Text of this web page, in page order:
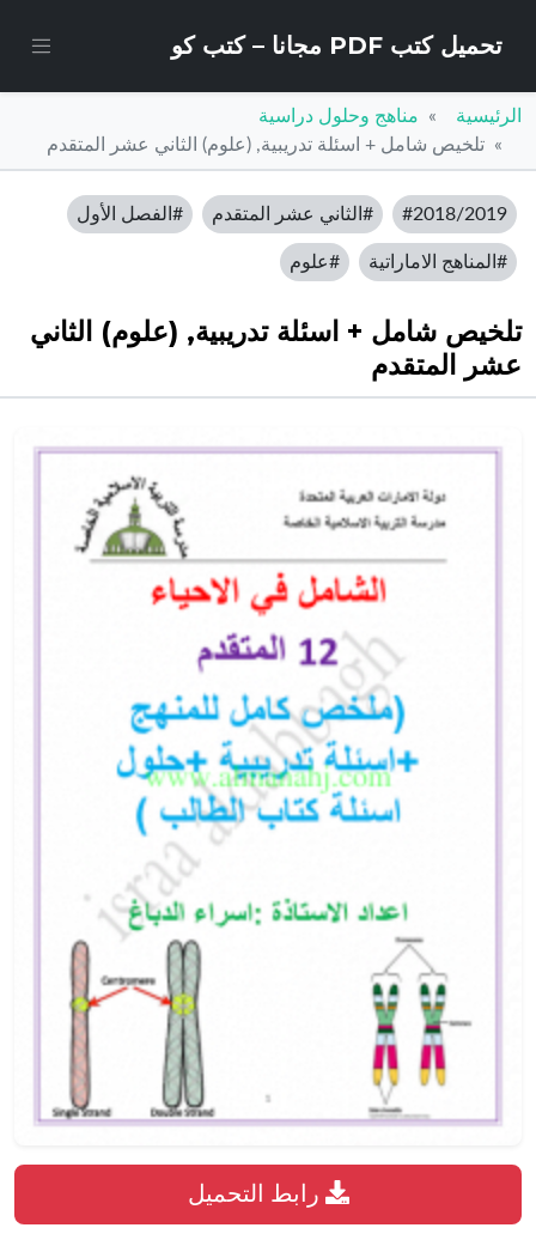
تحميل كتب PDF مجانا – كتب كو
الرئيسية
مناهج وحلول دراسية
تلخيص شامل + اسئلة تدريبية, (علوم) الثاني عشر المتقدم
#2018/2019 #الثاني عشر المتقدم #الفصل الأول
#المناهج الاماراتية #علوم
تلخيص شامل + اسئلة تدريبية, (علوم) الثاني
عشر المتقدم